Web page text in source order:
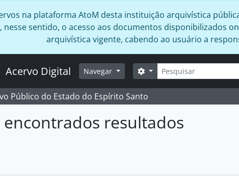
na plataforma AtoM desta instituição arquivística
nesse sentido, o acesso aos documentos
arquivística vigente, cabendo ao usuário a
Acervo Digital Navegar Buscar
Opções de busca
Público do Estado do Espírito Santo
resultados